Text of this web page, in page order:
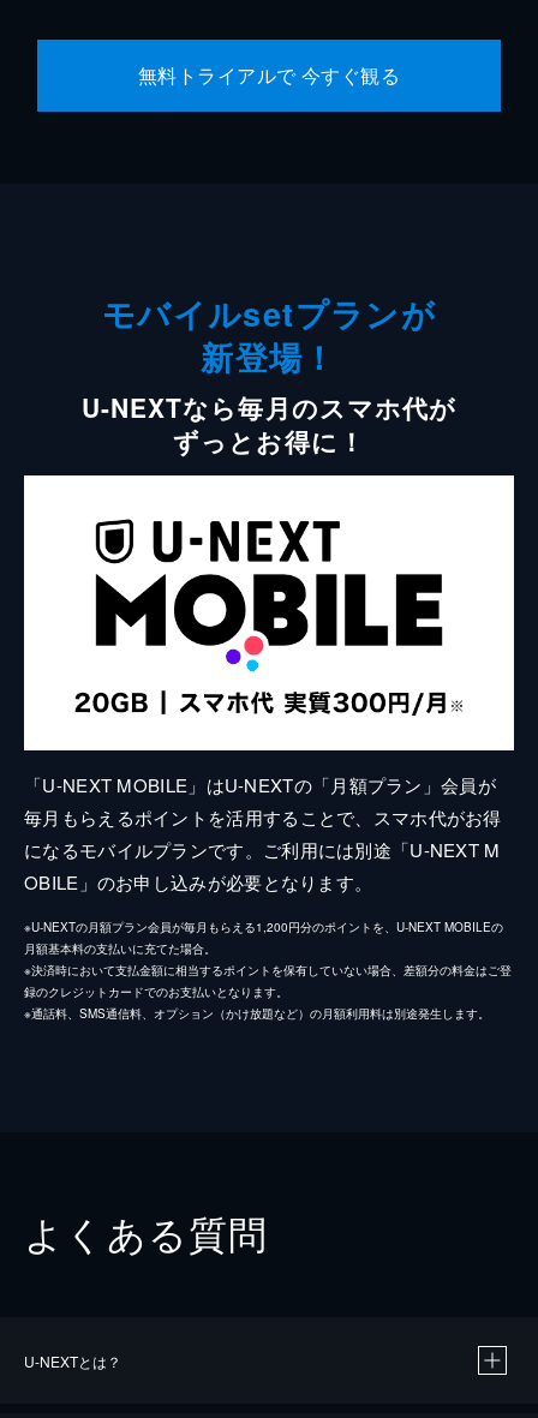
無料トライアルで 今すぐ観る
モバイルsetプランが
新登場！
U-NEXTなら毎月のスマホ代が
ずっとお得に！
「U-NEXT MOBILE」はU-NEXTの「月額プラン」会員が
毎月もらえるポイントを活用することで、スマホ代がお得
になるモバイルプランです。ご利用には別途「U-NEXT M
OBILE」のお申し込みが必要となります。
※U-NEXTの月額プラン会員が毎月もらえる1,200円分のポイントを、U-NEXT MOBILEの
月額基本料の支払いに充てた場合。
※決済時において支払金額に相当するポイントを保有していない場合、差額分の料金はご登
録のクレジットカードでのお支払いとなります。
※通話料、SMS通信料、オプション（かけ放題など）の月額利用料は別途発生します。
よくある質問
U-NEXTとは？